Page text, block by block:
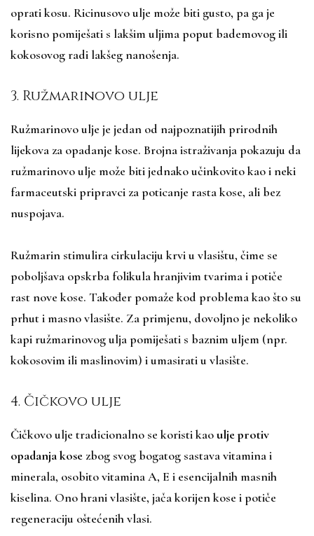
oprati kosu. Ricinusovo ulje može biti gusto, pa ga je
korisno pomiješati s lakšim uljima poput bademovog ili
kokosovog radi lakšeg nanošenja.
3. Ružmarinovo ulje
Ružmarinovo ulje je jedan od najpoznatijih prirodnih
lijekova za opadanje kose. Brojna istraživanja pokazuju da
ružmarinovo ulje može biti jednako učinkovito kao i neki
farmaceutski pripravci za poticanje rasta kose, ali bez
nuspojava.
Ružmarin stimulira cirkulaciju krvi u vlasištu, čime se
poboljšava opskrba folikula hranjivim tvarima i potiče
rast nove kose. Također pomaže kod problema kao što su
prhut i masno vlasište. Za primjenu, dovoljno je nekoliko
kapi ružmarinovog ulja pomiješati s baznim uljem (npr.
kokosovim ili maslinovim) i umasirati u vlasište.
4. Čičkovo ulje
Čičkovo ulje tradicionalno se koristi kaoulje protiv
opadanja kose zbog svog bogatog sastava vitamina i
minerala, osobito vitamina A, E i esencijalnih masnih
kiselina. Ono hrani vlasište, jača korijen kose i potiče
regeneraciju oštećenih vlasi.